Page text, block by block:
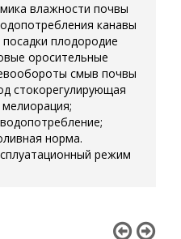
влажности почвы
канавы
плодородие
оросительные
смыв почвы
стокорегулирующая
мелиорация;
норма.
режим